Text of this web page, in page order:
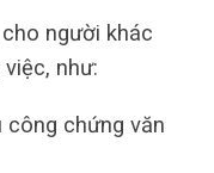
người khác
như:
công chứng văn